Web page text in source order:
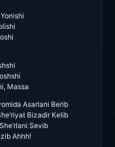
Massa
Asarlani Berib
Bizadir Kelib
Sevib
Ahhh!